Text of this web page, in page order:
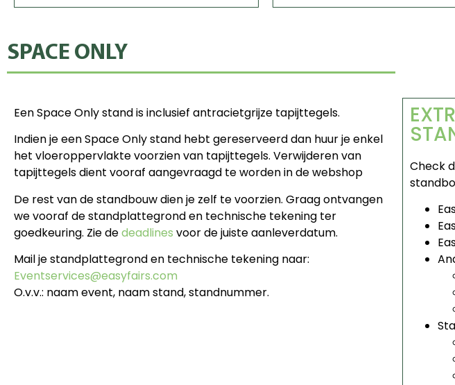
SPACE ONLY
Een Space Only stand is inclusief antracietgrijze tapijttegels.
Indien je een Space Only stand hebt gereserveerd dan huur je enkel
het vloeroppervlakte voorzien van tapijttegels. Verwijderen van
tapijttegels dient vooraf aangevraagd te worden in de webshop
De rest van de standbouw dien je zelf te voorzien. Graag ontvangen
we vooraf de standplattegrond en technische tekening ter
goedkeuring. Zie dedeadlines voor de juiste aanleverdatum.
Mail je standplattegrond en technische tekening naar:
Eventservices@easyfairs.com
O.v.v.: naam event, naam stand, standnummer.
Check